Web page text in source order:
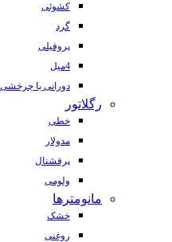
کشوئی
گرد
پروفیلی
4میل
دورانی یا چرخشی
رگلاتور
خطی
مدولار
پرفشنال
ولومی
مانومترها
خشک
روغنی